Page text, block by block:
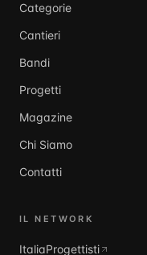
Categorie
Cantieri
Bandi
Progetti
Magazine
Chi Siamo
Contatti
IL NETWORK
ItaliaProgettisti